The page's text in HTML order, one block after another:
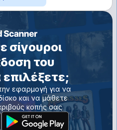
σίγουροι
του
εφαρμογή για να
και να μάθετε
κοπής σας